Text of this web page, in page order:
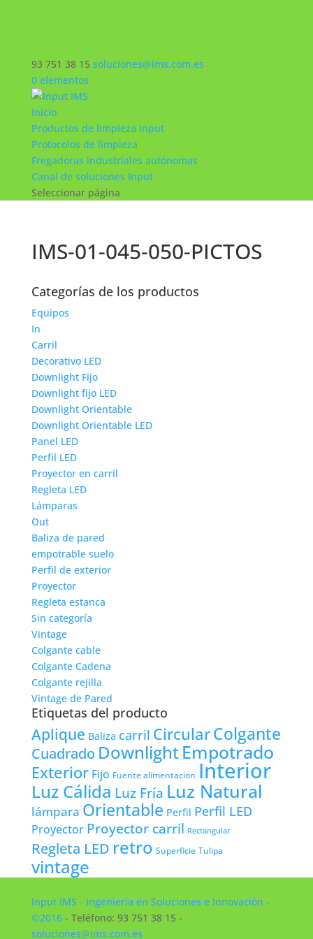
93 751 38 15 soluciones@ims.com.es
0 elementos
Inicio
Productos de limpieza Input
Protocolos de limpieza
Fregadoras industriales autónomas
Canal de soluciones Input
Seleccionar página
IMS-01-045-050-PICTOS
Categorías de los productos
Equipos
In
Carril
Decorativo LED
Downlight Fijo
Downlight fijo LED
Downlight Orientable
Downlight Orientable LED
Panel LED
Perfil LED
Proyector en carril
Regleta LED
Lámparas
Out
Baliza de pared
empotrable suelo
Perfil de exterior
Proyector
Regleta estanca
Sin categoría
Vintage
Colgante cable
Colgante Cadena
Colgante rejilla
Vintage de Pared
Etiquetas del producto
Aplique Baliza carril CircularColgante
Cuadrado DownlightEmpotrado
Exterior Fijo Fuente alimentacion Interior
Luz Cálida Luz Fría Luz Natural
lámpara Orientable Perfil Perfil LED
Proyector Proyector carril Rectangular
Regleta LED retro Superficie Tulipa
vintage
Input IMS - Ingeniería en Soluciones e Innovación -
©2016- Teléfono: 93 751 38 15 -
soluciones@ims.com.es